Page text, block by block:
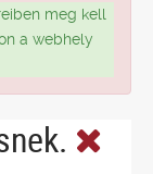
meg kell
a webhely